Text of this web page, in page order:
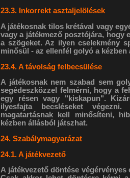
23.3. Inkorrekt asztaljelölések
A játékosnak tilos krétával vagy
vagy a játékmező posztójára, hogy
a szögeket. Az ilyen cselekmény
minősül - az ellenfél golyó a
23.4. A távolság felbecsülése
A játékosnak nem szabad sem
segédeszközzel felmérni, hogy a
egy résen vagy "kiskapun".
ilyesfajta becsléseket
magatartásnak kell minősíteni,
kézben állásból játszhat.
24. Szabálymagyarázat
24.1. A játékvezető
A játékvezető döntése